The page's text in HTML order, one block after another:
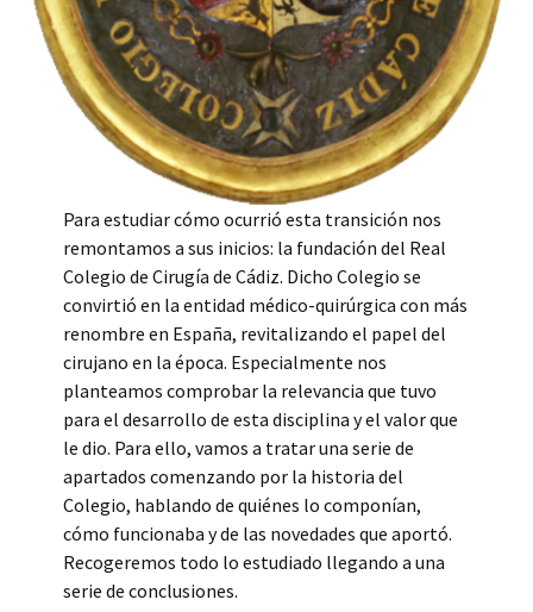
Para estudiar cómo ocurrió esta transición nos
remontamos a sus inicios: la fundación del Real
Colegio de Cirugía de Cádiz. Dicho Colegio se
convirtió en la entidad médico-quirúrgica con más
renombre en España, revitalizando el papel del
cirujano en la época. Especialmente nos
planteamos comprobar la relevancia que tuvo
para el desarrollo de esta disciplina y el valor que
le dio. Para ello, vamos a tratar una serie de
apartados comenzando por la historia del
Colegio, hablando de quiénes lo componían,
cómo funcionaba y de las novedades que aportó.
Recogeremos todo lo estudiado llegando a una
serie de conclusiones.